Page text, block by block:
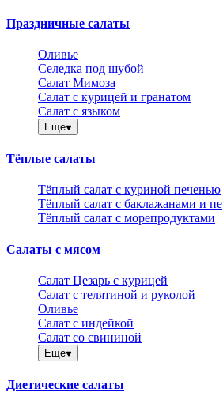
Праздничные салаты
Оливье
Селедка под шубой
Салат Мимоза
Салат с курицей и гранатом
Салат с языком
Еще
Тёплые салаты
Тёплый салат с куриной печенью
Тёплый салат с баклажанами и
Тёплый салат с морепродуктами
Салаты с мясом
Салат Цезарь с курицей
Салат с телятиной и руколой
Оливье
Салат с индейкой
Салат со свининой
Еще
Диетические салаты